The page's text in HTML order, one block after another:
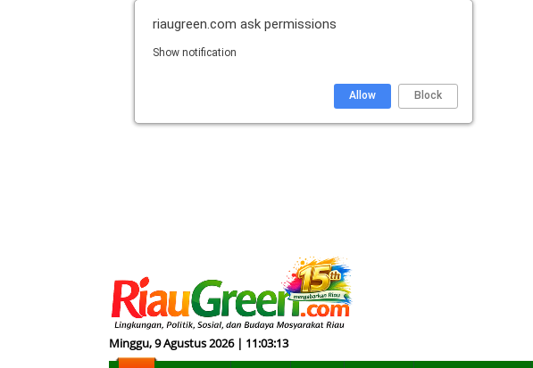
Minggu, 9 Agustus 2026 | 11:03:14
riaugreen.com ask permissions
Show notification
Block
Allow